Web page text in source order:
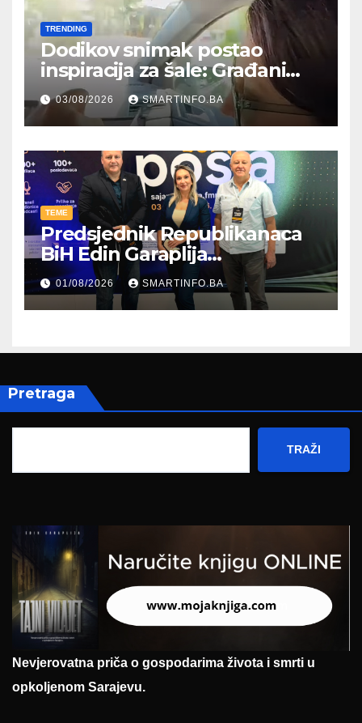
TRENDING
Dodikov snimak postao
inspiracija za šale: Građani
kroz parodiju poslali poruku
03/08/2026 SMARTINFO.BA
TEME
Predsjednik Republikanaca
BiH Edin Garaplija
prisustvovao prezentaciji
Federalnog sajma
zapošljavanja
01/08/2026 SMARTINFO.BA
Pretraga
TRAŽI
Nevjerovatna priča o gospodarima života i smrti u
opkoljenom Sarajevu.